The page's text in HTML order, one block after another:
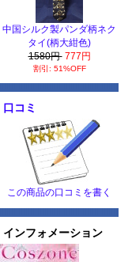
中国シルク製パンダ柄ネク
タイ(柄大紺色)
1580円 777円
割引: 51%OFF
口コミ
この商品の口コミを書く
インフォメーション